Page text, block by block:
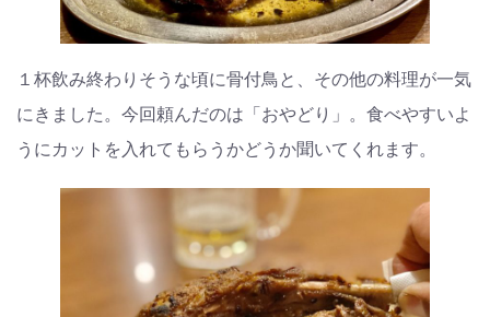
１杯飲み終わりそうな頃に骨付鳥と、その他の料理が一気
にきました。今回頼んだのは「おやどり」。食べやすいよ
うにカットを入れてもらうかどうか聞いてくれます。